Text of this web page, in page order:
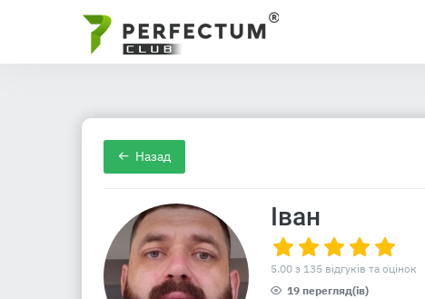
Назад
Іван
5.00 з 135 відгуків та оцінок
19 перегляд(ів)